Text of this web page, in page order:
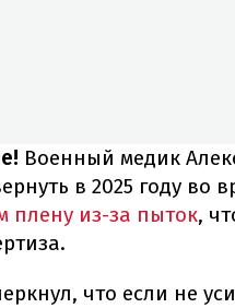
Военный медик
в 2025 году во
плену из-за пыток,
что если не